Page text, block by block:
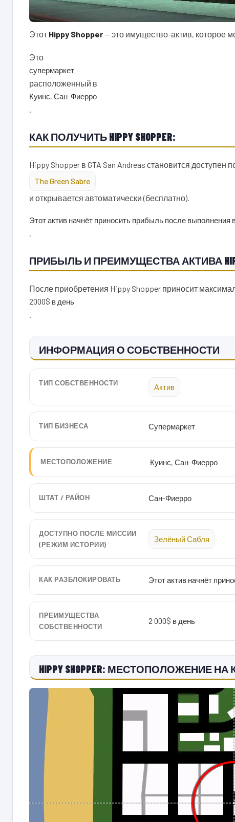
Этот Hippy Shopper— это имущество-актив, которое
Это
супермаркет
расположенный в
Куинс, Сан-Фиерро
.
КАК ПОЛУЧИТЬ HIPPY SHOPPER:
Hippy Shopper в GTA San Andreas становится доступен
The Green Sabre
и открывается автоматически (бесплатно).
Этот актив начнёт приносить прибыль после
.
ПРИБЫЛЬ И ПРЕИМУЩЕСТВА АКТИВА HIPPY
После приобретения Hippy Shopper приносит
2000$ в день
.
ИНФОРМАЦИЯ О СОБСТВЕННОСТИ
ТИП СОБСТВЕННОСТИ Актив
ТИП БИЗНЕСА Супермаркет
МЕСТОПОЛОЖЕНИЕ Куинс, Сан-Фиерро
ШТАТ / РАЙОН Сан-Фиерро
ДОСТУПНО ПОСЛЕ МИССИИ
(РЕЖИМ ИСТОРИИ)
Зелёный Сабля
КАК РАЗБЛОКИРОВАТЬ Этот актив начнёт
ПРЕИМУЩЕСТВА
СОБСТВЕННОСТИ
2 000$ в день
HIPPY SHOPPER: МЕСТОПОЛОЖЕНИЕ НА